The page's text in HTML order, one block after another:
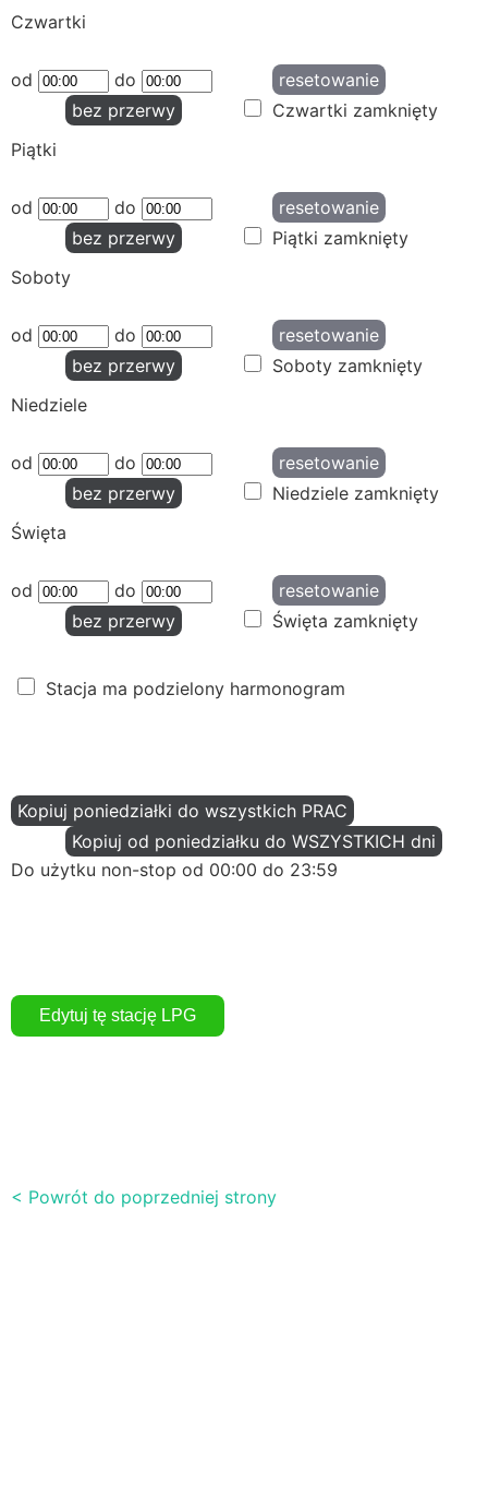
Czwartki
od do
resetowanie
bez przerwy
Czwartki zamknięty
Piątki
od do
resetowanie
bez przerwy
Piątki zamknięty
Soboty
od do
resetowanie
bez przerwy
Soboty zamknięty
Niedziele
od do
resetowanie
bez przerwy
Niedziele zamknięty
Święta
od do
resetowanie
bez przerwy
Święta zamknięty
Stacja ma podzielony harmonogram
Kopiuj poniedziałki do wszystkich PRAC
Kopiuj od poniedziałku do WSZYSTKICH dni
Do użytku non-stop od 00:00 do 23:59
< Powrót do poprzedniej strony